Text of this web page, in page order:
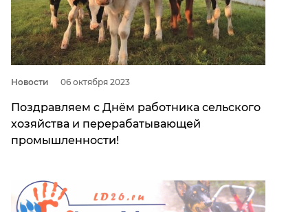
Новости 06 октября 2023
Поздравляем с Днём работника сельского
хозяйства и перерабатывающей
промышленности!